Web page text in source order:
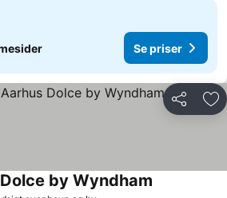
Se priser
Del
by Wyndham